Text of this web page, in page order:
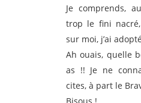
Je comprends,
trop le fini
sur moi, j’ai
Ah ouais, quelle
as !! Je ne
cites, à part le